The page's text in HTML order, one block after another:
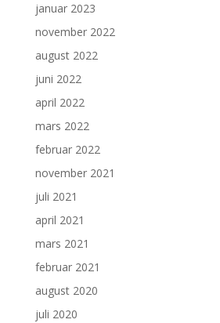
januar 2023
november 2022
august 2022
juni 2022
april 2022
mars 2022
februar 2022
november 2021
juli 2021
april 2021
mars 2021
februar 2021
august 2020
juli 2020